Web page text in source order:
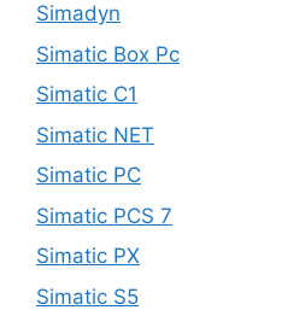
Simadyn
Simatic Box Pc
Simatic C1
Simatic NET
Simatic PC
Simatic PCS 7
Simatic PX
Simatic S5